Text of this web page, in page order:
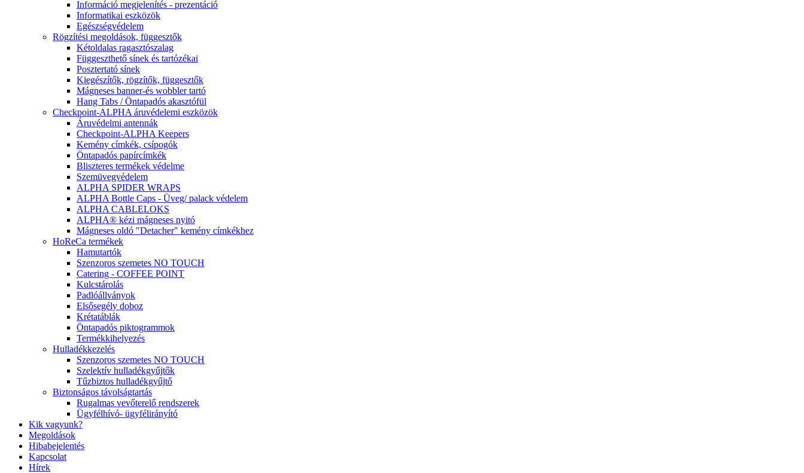
Információ megjelenítés - prezentáció
Informatikai eszközök
Egészségvédelem
Rögzítési megoldások, függesztők
Kétoldalas ragasztószalag
Függeszthető sínek és tartózékai
Posztertató sínek
Kiegészítők, rögzítők, függesztők
Mágneses banner-és wobbler tartó
Hang Tabs / Öntapadós akasztófül
Checkpoint-ALPHA áruvédelemi eszközök
Áruvédelmi antennák
Checkpoint-ALPHA Keepers
Kemény címkék, csípogók
Öntapadós papírcímkék
Bliszteres termékek védelme
Szemüvegvédelem
ALPHA SPIDER WRAPS
ALPHA Bottle Caps - Üveg/ palack védelem
ALPHA CABLELOKS
ALPHA® kézi mágneses nyitó
Mágneses oldó "Detacher" kemény címkékhez
HoReCa termékek
Hamutartók
Szenzoros szemetes NO TOUCH
Catering - COFFEE POINT
Kulcstárolás
Padlóállványok
Elsősegély doboz
Krétatáblák
Öntapadós piktogrammok
Termékkihelyezés
Hulladékkezelés
Szenzoros szemetes NO TOUCH
Szelektív hulladékgyűjtők
Tűzbiztos hulladékgyűjtő
Biztonságos távolságtartás
Rugalmas vevőterelő rendszerek
Ügyfélhívó- ügyfélirányító
Kik vagyunk?
Megoldások
Hibabejelentés
Kapcsolat
Hírek